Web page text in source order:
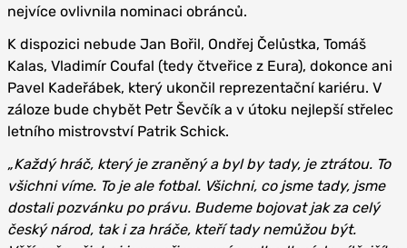
nejvíce ovlivnila nominaci obránců.
K dispozici nebude Jan Bořil, Ondřej Čelůstka, Tomáš
Kalas, Vladimír Coufal (tedy čtveřice z Eura), dokonce ani
Pavel Kadeřábek, který ukončil reprezentační kariéru. V
záloze bude chybět Petr Ševčík a v útoku nejlepší střelec
letního mistrovství Patrik Schick.
„Každý hráč, který je zraněný a byl by tady, je ztrátou. To
všichni víme. To je ale fotbal. Všichni, co jsme tady, jsme
dostali pozvánku po právu. Budeme bojovat jak za celý
český národ, tak i za hráče, kteří tady nemůžou být.